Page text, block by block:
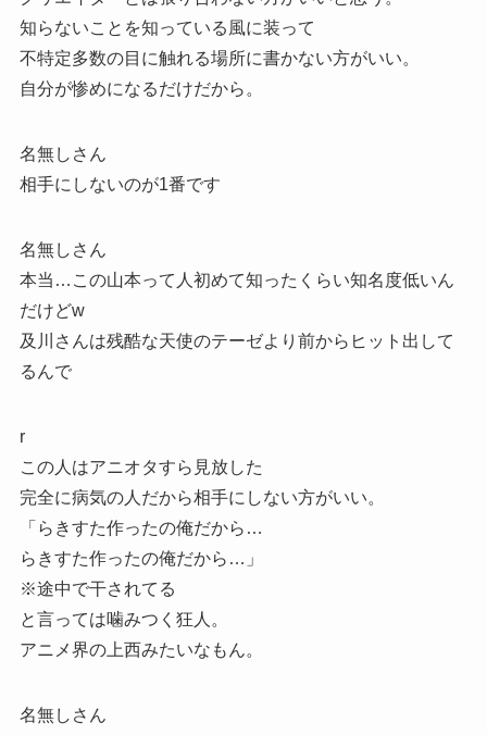
知らないことを知っている風に装って
不特定多数の目に触れる場所に書かない方がいい。
自分が惨めになるだけだから。
名無しさん
相手にしないのが1番です
名無しさん
本当…この山本って人初めて知ったくらい知名度低いん
だけどw
及川さんは残酷な天使のテーゼより前からヒット出して
るんで
r
この人はアニオタすら見放した
完全に病気の人だから相手にしない方がいい。
「らきすた作ったの俺だから…
らきすた作ったの俺だから…」
※途中で干されてる
と言っては噛みつく狂人。
アニメ界の上西みたいなもん。
名無しさん